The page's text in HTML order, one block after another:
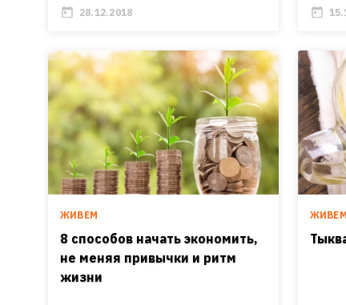
28.12.2018
ЖИВЕМ
8 способов начать экономить,
не меняя привычки и ритм
жизни
ЖИВЕМ